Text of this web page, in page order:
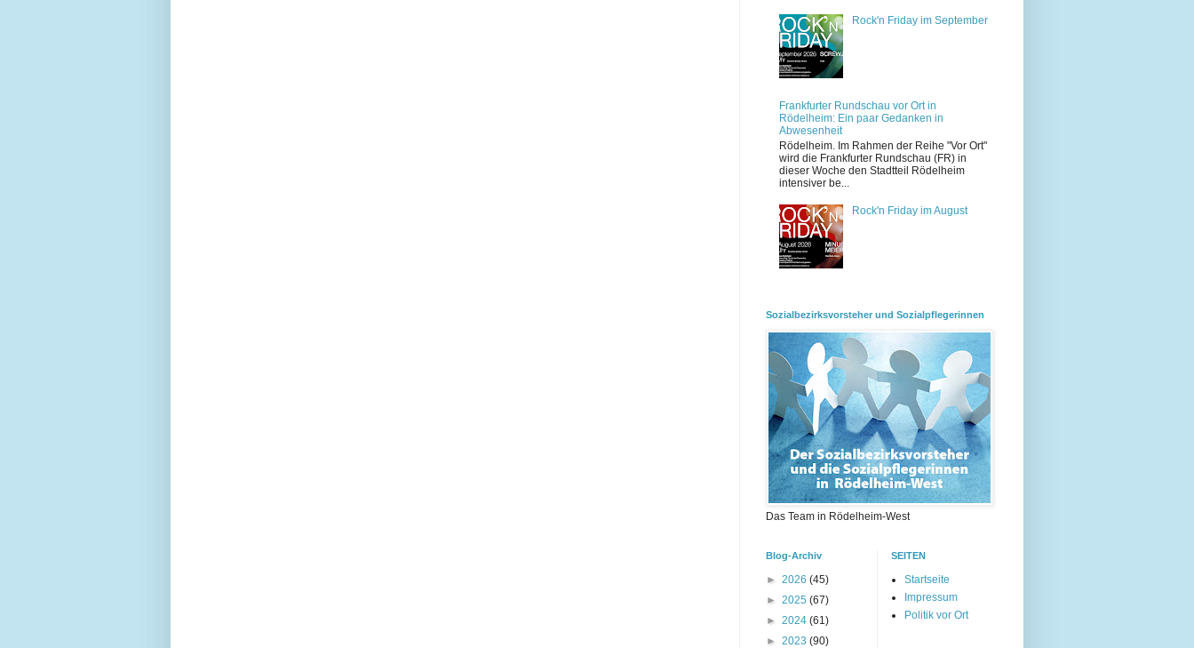
Rock'n Friday im September
Frankfurter Rundschau vor Ort in
Rödelheim: Ein paar Gedanken in
Abwesenheit
Rödelheim. Im Rahmen der Reihe "Vor Ort"
wird die Frankfurter Rundschau (FR) in
dieser Woche den Stadtteil Rödelheim
intensiver be...
Rock'n Friday im August
Sozialbezirksvorsteher und Sozialpflegerinnen
Das Team in Rödelheim-West
Blog-Archiv
► 2026 (45)
► 2025 (67)
► 2024 (61)
► 2023 (90)
SEITEN
Startseite
Impressum
Politik vor Ort